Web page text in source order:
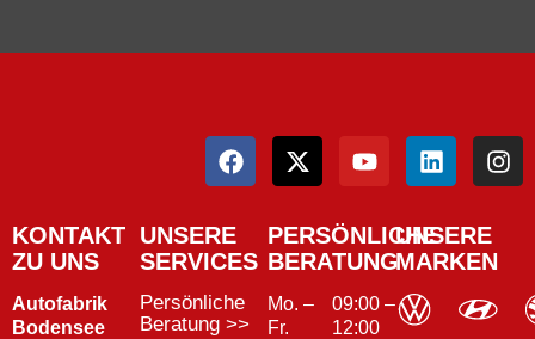
KONTAKT
ZU UNS
Autofabrik
Bodensee
UNSERE
SERVICES
Persönliche
Beratung >>
PERSÖNLICHE
BERATUNG
Mo. –
Fr.
09:00 –
12:00
UNSERE
MARKEN